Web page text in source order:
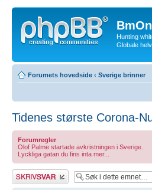
Hunting
Globale
Forumets hovedside ‹ Sverige brinner
Tidenes største Corona-
Forumregler
Olof Palme startade avkristningen i Sverige.
Lyckliga gatan du fins inta mer...
Skriv et svar